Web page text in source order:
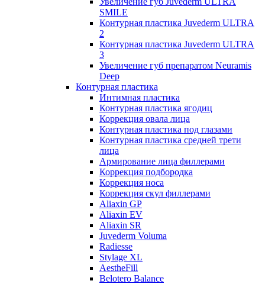
SMILE
Контурная пластика Juvederm ULTRA
2
Контурная пластика Juvederm ULTRA
3
Увеличение губ препаратом Neuramis
Deep
Контурная пластика
Интимная пластика
Контурная пластика ягодиц
Коррекция овала лица
Контурная пластика под глазами
Контурная пластика средней трети
лица
Армирование лица филлерами
Коррекция подбородка
Коррекция носа
Коррекция скул филлерами
Aliaxin GP
Aliaxin EV
Aliaxin SR
Juvederm Voluma
Radiesse
Stylage XL
AestheFill
Belotero Balance